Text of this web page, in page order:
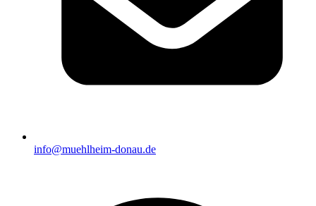
info@muehlheim-donau.de